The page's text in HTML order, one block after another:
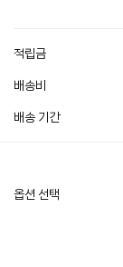
적립금
배송비
배송 기간
옵션 선택